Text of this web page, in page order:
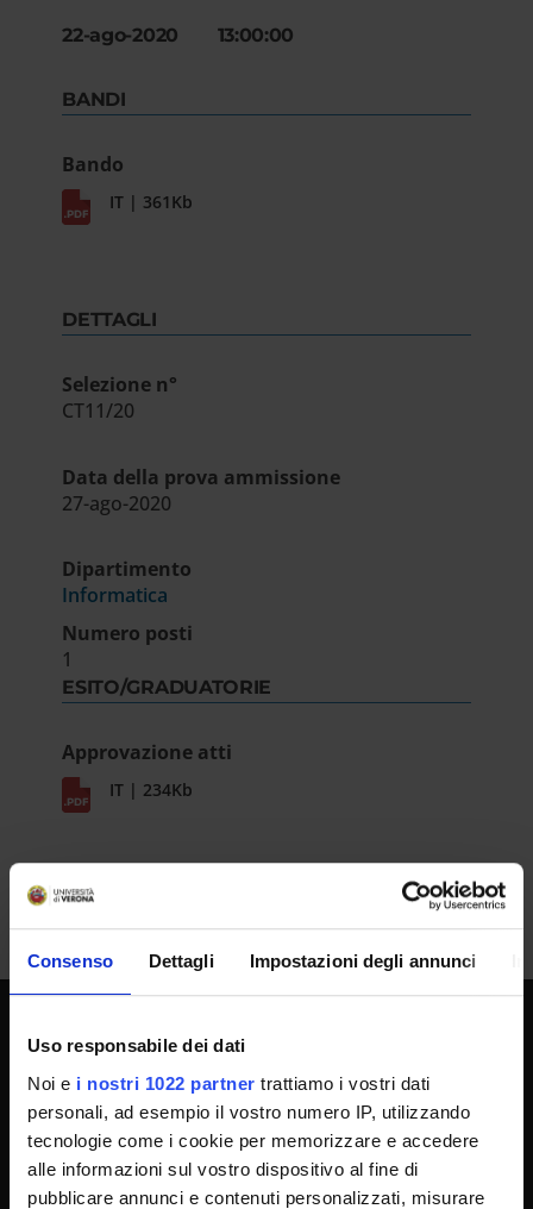
Consenso Dettagli Impostazioni degli annunci
Uso responsabile dei dati
Noi e i nostri 1022 partner trattiamo i vostri dati
personali, ad esempio il vostro numero IP, utilizzando
tecnologie come i cookie per memorizzare e accedere
alle informazioni sul vostro dispositivo al fine di
pubblicare annunci e contenuti personalizzati, misurare
22-ago-2020 13:00:00
BANDI
Bando
IT | 361Kb
DETTAGLI
Selezione n°
CT11/20
Data della prova ammissione
27-ago-2020
Dipartimento
Informatica
Numero posti
1
ESITO/GRADUATORIE
Approvazione atti
IT | 234Kb
SPORTELLO ATENEO
Amministrazione trasparente